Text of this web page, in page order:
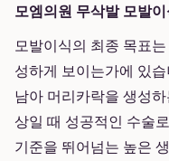
모엠의원 무삭발 모발
모발이식의 최종 목표
성하게 보이는가에 있
남아 머리카락을 생성
상일 때 성공적인 수술
기준을 뛰어넘는 높은